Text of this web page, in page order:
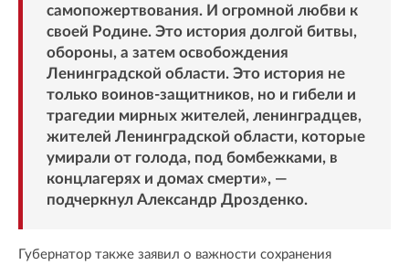
самопожертвования. И огромной любви к
своей Родине. Это история долгой битвы,
обороны, а затем освобождения
Ленинградской области. Это история не
только воинов-защитников, но и гибели и
трагедии мирных жителей, ленинградцев,
жителей Ленинградской области, которые
умирали от голода, под бомбежками, в
концлагерях и домах смерти», —
подчеркнул Александр Дрозденко.
Губернатор также заявил о важности сохранения